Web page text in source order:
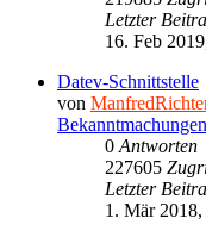
Letzter
16. Feb
Datev-Schnittstelle
von
Bekanntmachungen
0 Antworten
227605
Letzter
1. Mär 2018,